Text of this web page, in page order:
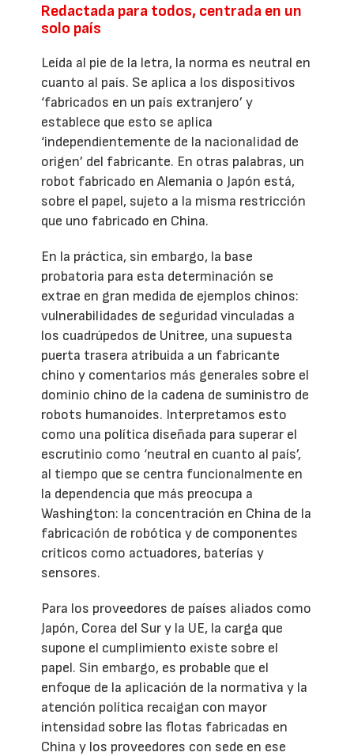
Redactada para todos, centrada en un
solo país
Leída al pie de la letra, la norma es neutral en
cuanto al país. Se aplica a los dispositivos
‘fabricados en un país extranjero’ y
establece que esto se aplica
‘independientemente de la nacionalidad de
origen’ del fabricante. En otras palabras, un
robot fabricado en Alemania o Japón está,
sobre el papel, sujeto a la misma restricción
que uno fabricado en China.
En la práctica, sin embargo, la base
probatoria para esta determinación se
extrae en gran medida de ejemplos chinos:
vulnerabilidades de seguridad vinculadas a
los cuadrúpedos de Unitree, una supuesta
puerta trasera atribuida a un fabricante
chino y comentarios más generales sobre el
dominio chino de la cadena de suministro de
robots humanoides. Interpretamos esto
como una política diseñada para superar el
escrutinio como ‘neutral en cuanto al país’,
al tiempo que se centra funcionalmente en
la dependencia que más preocupa a
Washington: la concentración en China de la
fabricación de robótica y de componentes
críticos como actuadores, baterías y
sensores.
Para los proveedores de países aliados como
Japón, Corea del Sur y la UE, la carga que
supone el cumplimiento existe sobre el
papel. Sin embargo, es probable que el
enfoque de la aplicación de la normativa y la
atención política recaigan con mayor
intensidad sobre las flotas fabricadas en
China y los proveedores con sede en ese